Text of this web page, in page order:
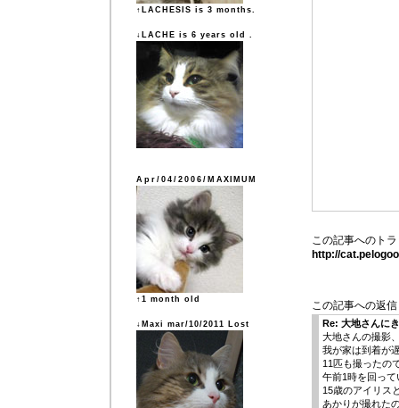
↑LACHESIS is 3 months.
↓LACHE is 6 years old .
Apr/04/2006/MAXIMUM
↑1 month old
↓Maxi mar/10/2011 Lost
この記事へのト
http://
この記事への返信
Re: 大地さんに
大地さんの撮影
我が家は到着が
11匹も撮ったの
午前1時を回って
15歳のアイリス
あかりが撮れた